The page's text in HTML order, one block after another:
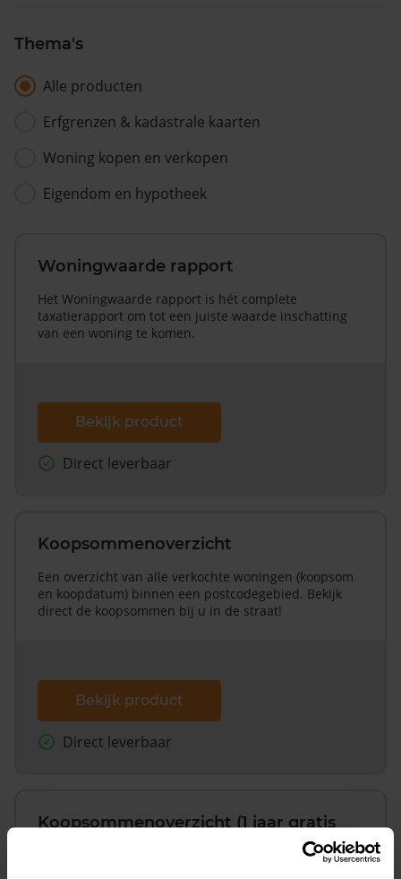
Thema's
Alle producten
Erfgrenzen & kadastrale kaarten
Woning kopen en verkopen
Eigendom en hypotheek
Woningwaarde rapport
Het Woningwaarde rapport is hét complete
taxatierapport om tot een juiste waarde inschatting
van een woning te komen.
Bekijk product
Direct leverbaar
Koopsommenoverzicht
Een overzicht van alle verkochte woningen (koopsom
en koopdatum) binnen een postcodegebied. Bekijk
direct de koopsommen bij u in de straat!
Bekijk product
Direct leverbaar
Koopsommenoverzicht (1 jaar gratis